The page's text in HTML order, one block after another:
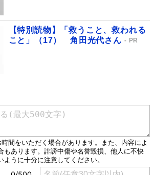
【特別読物】「救うこと、救われる
こと」（17） 角田光代さん
PR